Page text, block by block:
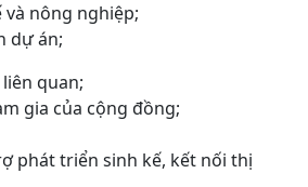
nông nghiệp;
dự án;
quan;
gia của cộng đồng;
phát triển sinh kế, kết nối thị